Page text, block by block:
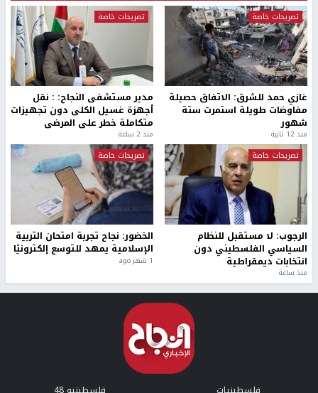
تصريحات خاصة
غازي حمد للشرق: الاتفاق حصيلة
مفاوضات طويلة استمرت ستة
شهور
منذ 12 ثانية
تصريحات خاصة
مدير مستشفى النجاح: : نقل
أجهزة غسيل الكلى دون تجهيزات
متكاملة خطر على المرضى
منذ 2 ساعة
تصريحات خاصة
الرجوب: لا مستقبل للنظام
السياسي الفلسطيني دون
انتخابات ديمقراطية
منذ ساعة
تصريحات خاصة
الخضور: نجاح تجربة امتحان التربية
الإسلامية يمهد للتوسع إلكترونيًا
1 شهر ago